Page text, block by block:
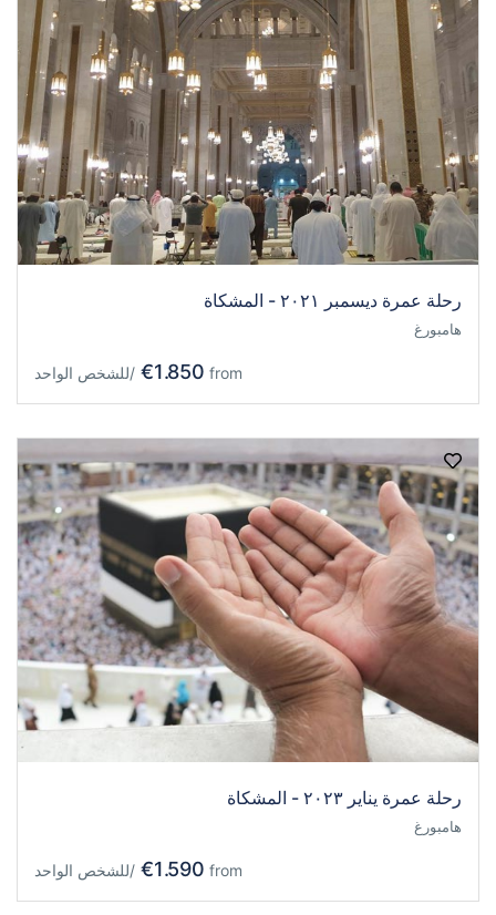
رحلة عمرة ديسمبر ٢٠٢١ - المشكاة
هامبورغ
from
€1.850 /للشخص الواحد
رحلة عمرة يناير ٢٠٢٣ - المشكاة
هامبورغ
from
€1.590 /للشخص الواحد